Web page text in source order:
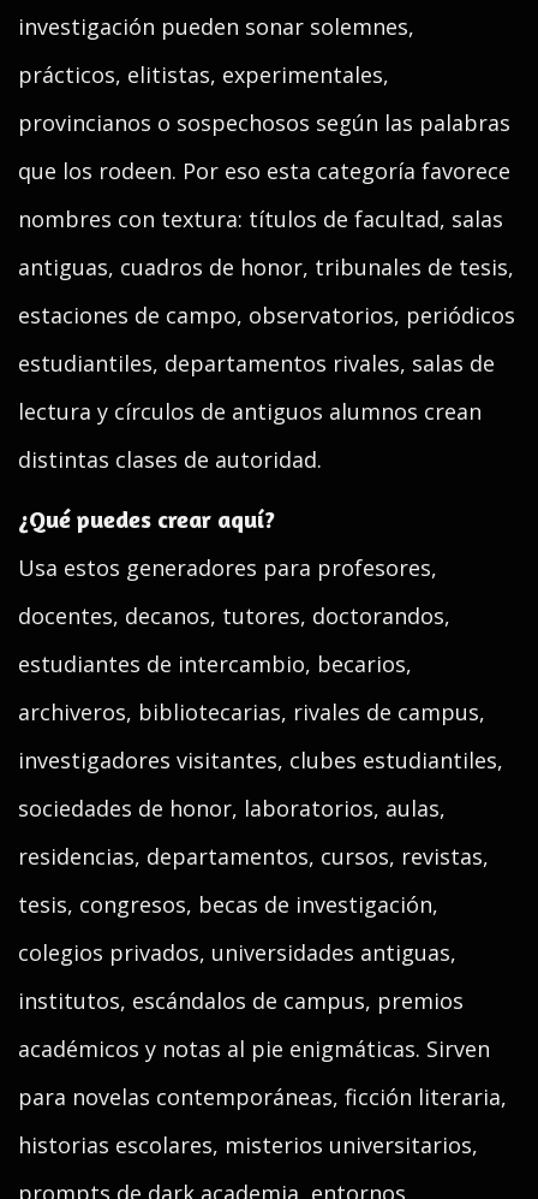
investigación pueden sonar solemnes,
prácticos, elitistas, experimentales,
provincianos o sospechosos según las palabras
que los rodeen. Por eso esta categoría favorece
nombres con textura: títulos de facultad, salas
antiguas, cuadros de honor, tribunales de tesis,
estaciones de campo, observatorios, periódicos
estudiantiles, departamentos rivales, salas de
lectura y círculos de antiguos alumnos crean
distintas clases de autoridad.
¿Qué puedes crear aquí?
Usa estos generadores para profesores,
docentes, decanos, tutores, doctorandos,
estudiantes de intercambio, becarios,
archiveros, bibliotecarias, rivales de campus,
investigadores visitantes, clubes estudiantiles,
sociedades de honor, laboratorios, aulas,
residencias, departamentos, cursos, revistas,
tesis, congresos, becas de investigación,
colegios privados, universidades antiguas,
institutos, escándalos de campus, premios
académicos y notas al pie enigmáticas. Sirven
para novelas contemporáneas, ficción literaria,
historias escolares, misterios universitarios,
prompts de dark academia, entornos